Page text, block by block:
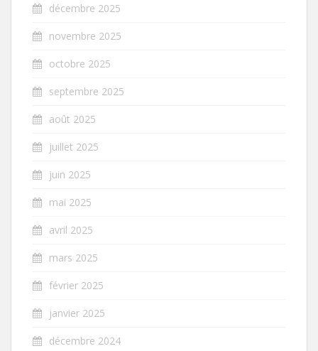
décembre 2025
novembre 2025
octobre 2025
septembre 2025
août 2025
juillet 2025
juin 2025
mai 2025
avril 2025
mars 2025
février 2025
janvier 2025
décembre 2024